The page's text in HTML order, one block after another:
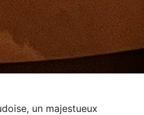
un majestueux